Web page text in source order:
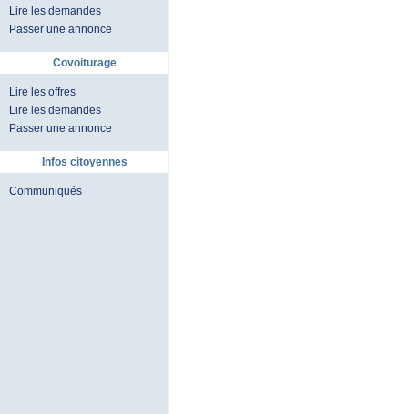
Lire les demandes
Passer une annonce
Covoiturage
Lire les offres
Lire les demandes
Passer une annonce
Infos citoyennes
Communiqués